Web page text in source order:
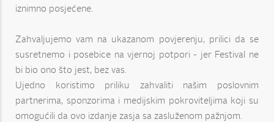
iznimno posjećene.
Zahvaljujemo vam na ukazanom povjerenju, prilici da se
susretnemo i posebice na vjernoj potpori - jer Festival ne
bi bio ono što jest, bez vas.
Ujedno koristimo priliku zahvaliti našim poslovnim
partnerima, sponzorima i medijskim pokroviteljima koji su
omogućili da ovo izdanje zasja sa zasluženom pažnjom.